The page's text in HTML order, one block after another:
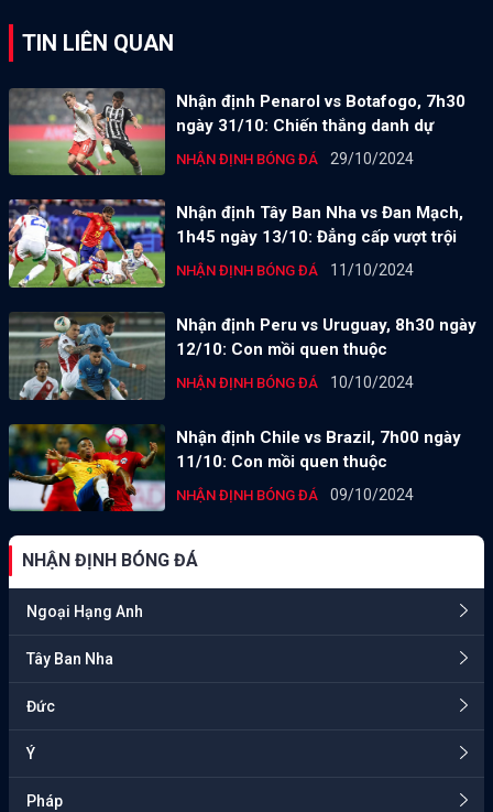
TIN LIÊN QUAN
Nhận định Penarol vs Botafogo, 7h30
ngày 31/10: Chiến thắng danh dự
NHẬN ĐỊNH BÓNG ĐÁ 29/10/2024
Nhận định Tây Ban Nha vs Đan Mạch,
1h45 ngày 13/10: Đẳng cấp vượt trội
NHẬN ĐỊNH BÓNG ĐÁ 11/10/2024
Nhận định Peru vs Uruguay, 8h30 ngày
12/10: Con mồi quen thuộc
NHẬN ĐỊNH BÓNG ĐÁ 10/10/2024
Nhận định Chile vs Brazil, 7h00 ngày
11/10: Con mồi quen thuộc
NHẬN ĐỊNH BÓNG ĐÁ 09/10/2024
NHẬN ĐỊNH BÓNG ĐÁ
Ngoại Hạng Anh
Tây Ban Nha
Đức
Ý
Pháp